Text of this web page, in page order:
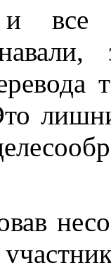
и все